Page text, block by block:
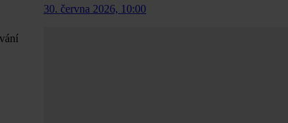
30. června 2026, 10:00